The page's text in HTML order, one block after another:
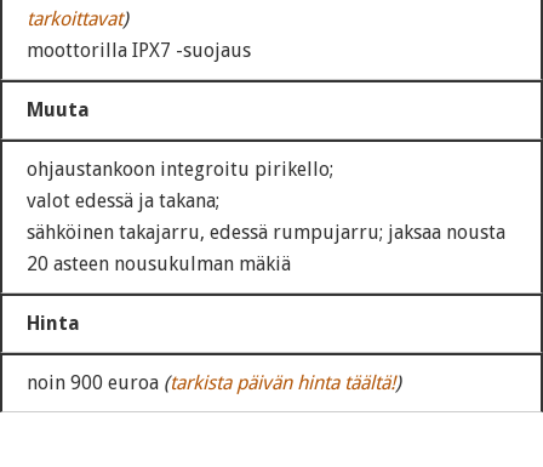
tarkoittavat)
moottorilla IPX7 -suojaus
Muuta
ohjaustankoon integroitu pirikello;
valot edessä ja takana;
sähköinen takajarru, edessä rumpujarru; jaksaa nousta
20 asteen nousukulman mäkiä
Hinta
noin 900 euroa (tarkista päivän hinta täältä!)